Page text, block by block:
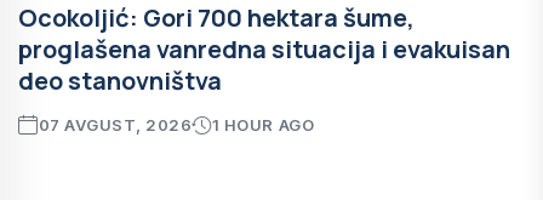
Ocokoljić: Gori 700 hektara šume,
proglašena vanredna situacija i evakuisan
deo stanovništva
07 AVGUST, 2026 1 HOUR AGO